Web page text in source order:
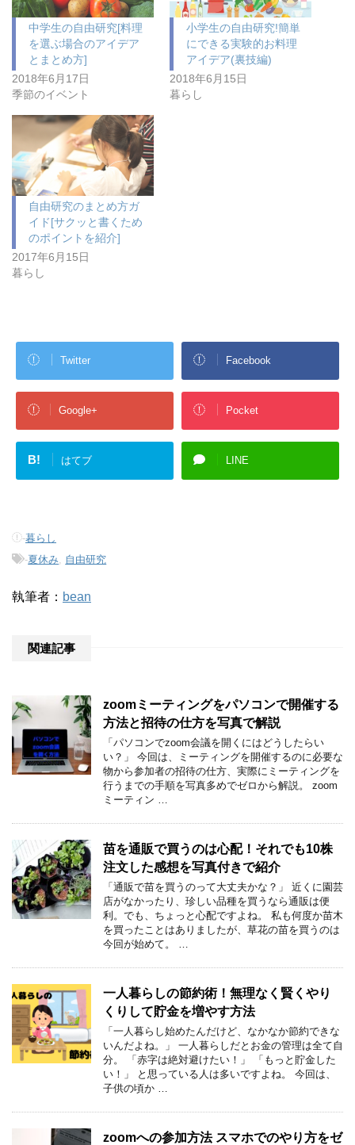
中学生の自由研究[料理
を選ぶ場合のアイデア
とまとめ方]
2018年6月17日
季節のイベント
小学生の自由研究!簡単
にできる実験的お料理
アイデア(裏技編)
2018年6月15日
暮らし
自由研究のまとめ方ガ
イド[サクッと書くため
のポイントを紹介]
2017年6月15日
暮らし
Twitter Facebook
Google+ Pocket
B! はてブ LINE
-暮らし
-夏休み 自由研究
執筆者： bean
関連記事
zoomミーティングをパソコンで開催する
方法と招待の仕方を写真で解説
「パソコンでzoom会議を開くにはどうしたらい
い？」 今回は、ミーティングを開催するのに必要な
物から参加者の招待の仕方、実際にミーティングを
行うまでの手順を写真多めでゼロから解説。 zoom
ミーティン …
苗を通販で買うのは心配！それでも10株
注文した感想を写真付きで紹介
「通販で苗を買うのって大丈夫かな？」 近くに園芸
店がなかったり、珍しい品種を買うなら通販は便
利。でも、ちょっと心配ですよね。 私も何度か苗木
を買ったことはありましたが、草花の苗を買うのは
今回が始めて。 …
一人暮らしの節約術！無理なく賢くやり
くりして貯金を増やす方法
「一人暮らし始めたんだけど、なかなか節約できな
いんだよね。」 一人暮らしだとお金の管理は全て自
分。 「赤字は絶対避けたい！」 「もっと貯金した
い！」 と思っている人は多いですよね。 今回は、
子供の頃か …
zoomへの参加方法 スマホでのやり方をゼ